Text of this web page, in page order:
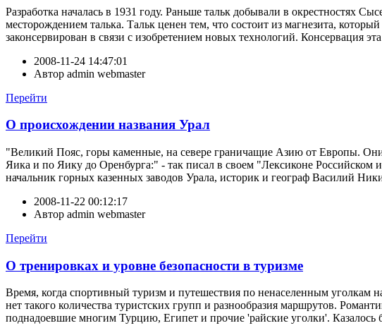
Разработка началась в 1931 году. Раньше тальк добывали в
месторождением талька. Тальк ценен тем, что состоит из магнезита,
законсервирован в связи с изобретением новых технологий. Консервация
2008-11-24 14:47:01
Автор admin webmaster
Перейти
О происхождении названия Урал
"Великий Пояс, горы каменные, на севере граничащие Азию от Европы.
Яика и по Яику до Оренбурга:" - так писал в своем "Лексиконе Российском
начальник горных казенных заводов Урала, историк и географ Василий
2008-11-22 00:12:17
Автор admin webmaster
Перейти
О тренировках и уровне безопасности в туризме
Время, когда спортивный туризм и путешествия по ненаселенным
нет такого количества туристских групп и разнообразия маршрутов.
поднадоевшие многим Турцию, Египет и прочие 'райские уголки'.